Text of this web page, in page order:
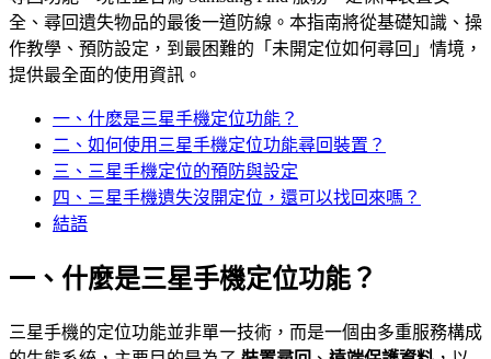
全、尋回遺失物品的最後一道防線。本指南將從基礎知識、操
作教學、預防設定，到最困難的「未開定位如何尋回」情境，
提供最全面的使用資訊。
一、什麽是三星手機定位功能？
二、如何使用三星手機定位功能尋回裝置？
三、三星手機定位的預防與設定
四、三星手機遺失沒開定位，還可以找回來嗎？
結語
一、什麼是三星手機定位功能？
三星手機的定位功能並非單一技術，而是一個由多重服務構成